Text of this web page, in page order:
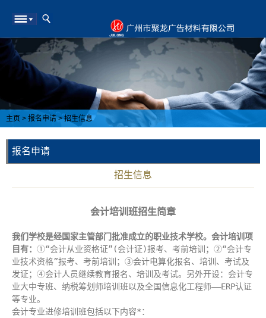
主页 > 报名申请>招生信息
报名申请
招生信息
会计培训班招生简章
我们学校是经国家主管部门批准成立的职业技术学校。会计培训项
目有： ①“会计从业资格证”(会计证)报考、考前培训；②“会计专
业技术资格”报考、考前培训；③会计电算化报名、培训、考试及
发证；④会计人员继续教育报名、培训及考试。另外开设：会计专
业大中专班、纳税筹划师培训班以及全国信息化工程师——ERP认证
等专业。
会计专业进修培训班包括以下内容*：